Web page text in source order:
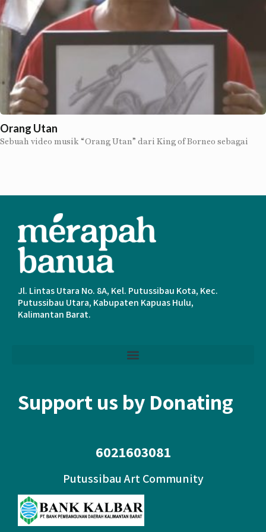
Orang Utan
Sebuah video musik “Orang Utan” dari King of Borneo sebagai
Jl. Lintas Utara No. 8A, Kel. Putussibau Kota, Kec.
Putussibau Utara, Kabupaten Kapuas Hulu,
Kalimantan Barat.
Support us by Donating
6021603081
Putussibau Art Community